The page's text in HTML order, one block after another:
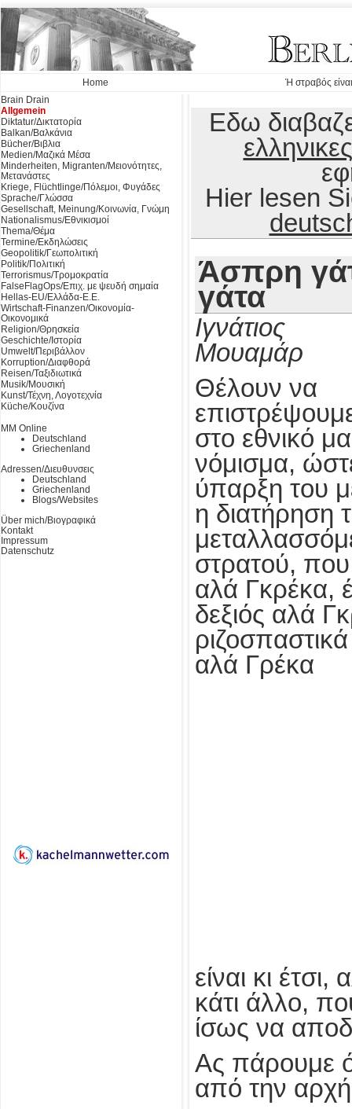
Home
Ή στραβός
Brain Drain
Allgemein
Diktatur/Δικτατορία
Balkan/Βαλκάνια
Bücher/Βιβλια
Medien/Μαζικά Μέσα
Minderheiten, Migranten/Μειονότητες,
Μετανάστες
Kriege, Flüchtlinge/Πόλεμοι, Φυγάδες
Sprache/Γλώσσα
Gesellschaft, Meinung/Κοινωνία, Γνώμη
Nationalismus/Εθνικισμοί
Thema/Θέμα
Termine/Εκδηλώσεις
Geopolitik/Γεωπολιτική
Politik/Πολιτική
Terrorismus/Τρομοκρατία
FalseFlagOps/Επιχ. με ψευδή σημαία
Hellas-EU/Ελλάδα-Ε.Ε.
Wirtschaft-Finanzen/Οικονομία-
Οικονομικά
Religion/Θρησκεία
Geschichte/Ιστορία
Umwelt/Περιβάλλον
Korruption/Διαφθορά
Reisen/Ταξιδιωτικά
Musik/Μουσική
Kunst/Τέχνη, Λογοτεχνία
Küche/Κουζίνα
MM Online
Deutschland
Griechenland
Adressen/Διευθυνσεις
Deutschland
Griechenland
Blogs/Websites
Über mich/Βιογραφικά
Kontakt
Impressum
Datenschutz
Εδω
ελληνικες
Hier lesen
Άσπρη
γάτα
Ιγνάτιος
Μουαμάρ
Θέλουν να
στο εθνικό
νόμισμα,
ύπαρξη του
η διατήρηση
στρατού,
αλά Γκρέκα,
δεξιός αλά
αλά Γρέκα
είναι κι έτσι,
κάτι άλλο,
ίσως να
Ας πάρουμε
από την